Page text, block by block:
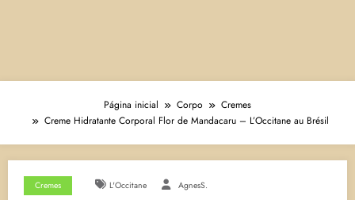
Página inicial Corpo
Cremes
Creme Hidratante Corporal Flor de Mandacaru – L’Occitane au Brésil
Cremes L'Occitane AgnesS.